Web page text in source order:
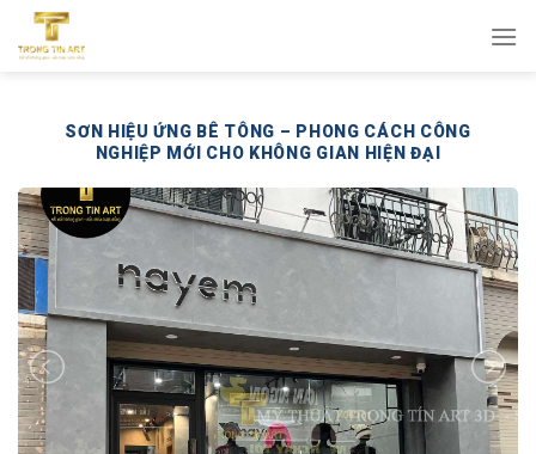
qua
SƠN HIỆU ỨNG BÊ TÔNG – PHONG CÁCH CÔNG
NGHIỆP MỚI CHO KHÔNG GIAN HIỆN ĐẠI